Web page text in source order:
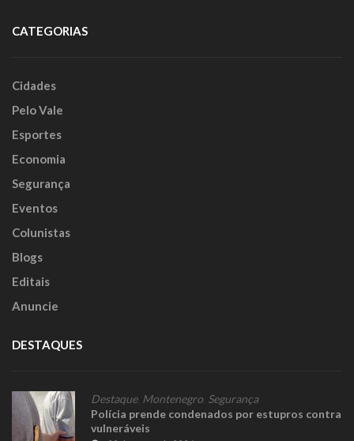
CATEGORIAS
Cidades
Pelo Vale
Esportes
Economia
Segurança
Eventos
Colunistas
Blogs
Editais
Anuncie
DESTAQUES
Destaque, Montenegro Segurança
Polícia prende condenados por estupros contra
vulneráveis